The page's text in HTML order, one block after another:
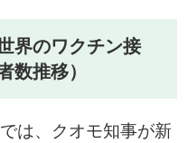
界のワクチン接
数推移）
は、クオモ知事が新